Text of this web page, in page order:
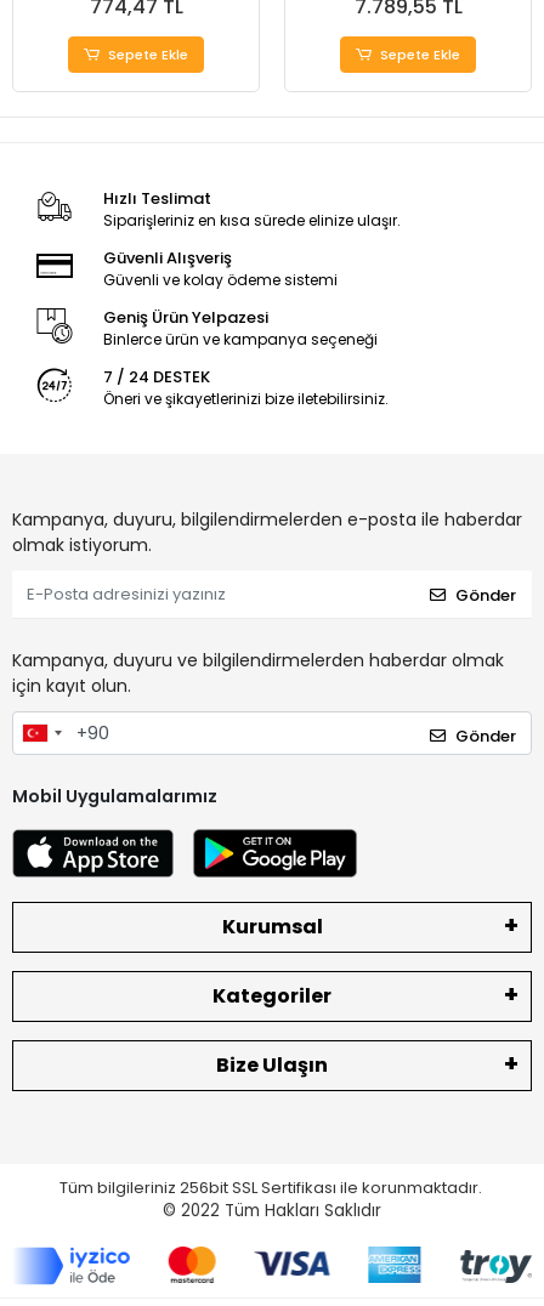
774,47 TL
Sepete Ekle
7.789,55 TL
Sepete Ekle
Hızlı Teslimat
Siparişleriniz en kısa sürede elinize ulaşır.
Güvenli Alışveriş
Güvenli ve kolay ödeme sistemi
Geniş Ürün Yelpazesi
Binlerce ürün ve kampanya seçeneği
7 / 24 DESTEK
Öneri ve şikayetlerinizi bize iletebilirsiniz.
Kampanya, duyuru, bilgilendirmelerden e-posta ile haberdar
olmak istiyorum.
Gönder
Kampanya, duyuru ve bilgilendirmelerden haberdar olmak
için kayıt olun.
Gönder
Mobil Uygulamalarımız
Kurumsal
Kategoriler
Bize Ulaşın
Tüm bilgileriniz 256bit SSL Sertifikası ile korunmaktadır.
© 2022 Tüm Hakları Saklıdır